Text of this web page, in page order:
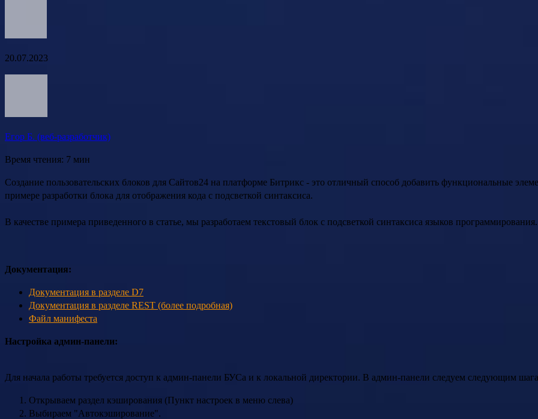
20.07.2023
Егор Б. (веб-разработчик)
Время чтения: 7 мин
Создание пользовательских блоков для Сайтов24 на платформе Битрикс - это отличный способ добавить функциональные
примере разработки блока для отображения кода с подсветкой синтаксиса.
В качестве примера приведенного в статье, мы разработаем текстовый блок с подсветкой синтаксиса языков программирования.
Документация:
Документация в разделе D7
Документация в разделе REST (более подробная)
Файл манифеста
Настройка админ-панели:
Для начала работы требуется доступ к админ-панели БУСа и к локальной директории. В админ-панели следуем следующим
Открываем раздел кэширования (Пункт настроек в меню слева)
Выбираем "Автокэширование".